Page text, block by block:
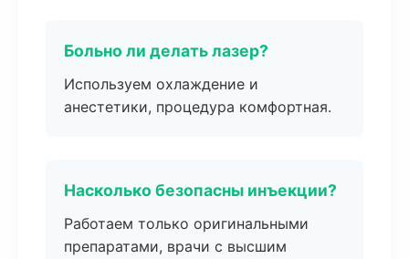
Больно ли делать лазер?
Используем охлаждение и
анестетики, процедура комфортная.
Насколько безопасны инъекции?
Работаем только оригинальными
препаратами, врачи с высшим